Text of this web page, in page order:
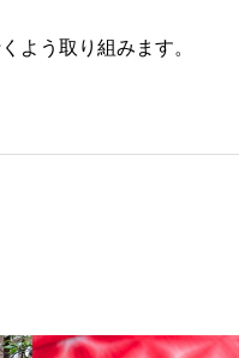
よう取り組みます。